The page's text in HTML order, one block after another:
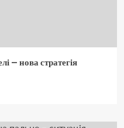
– нова стратегія